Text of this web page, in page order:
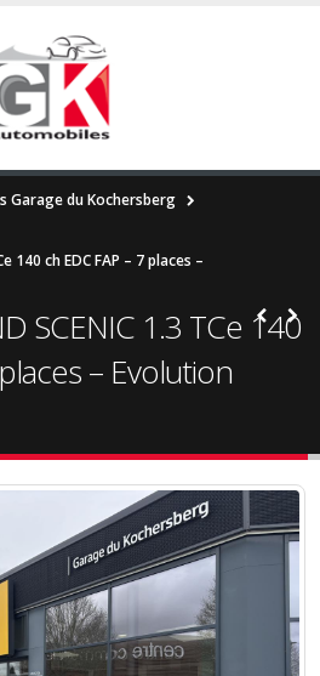
Garage du Kochersberg
140 ch EDC FAP – 7 places –
SCENIC 1.3 TCe 140
– Evolution